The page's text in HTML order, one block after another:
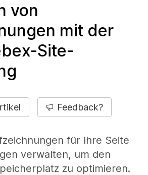
von
mit der
Site-
Feedback?
für Ihre Seite
verwalten, um den
zu optimieren.